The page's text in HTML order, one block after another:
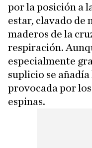
por la posición a
estar, clavado de
maderos de la
respiración.
especialmente
suplicio se
provocada por
espinas.